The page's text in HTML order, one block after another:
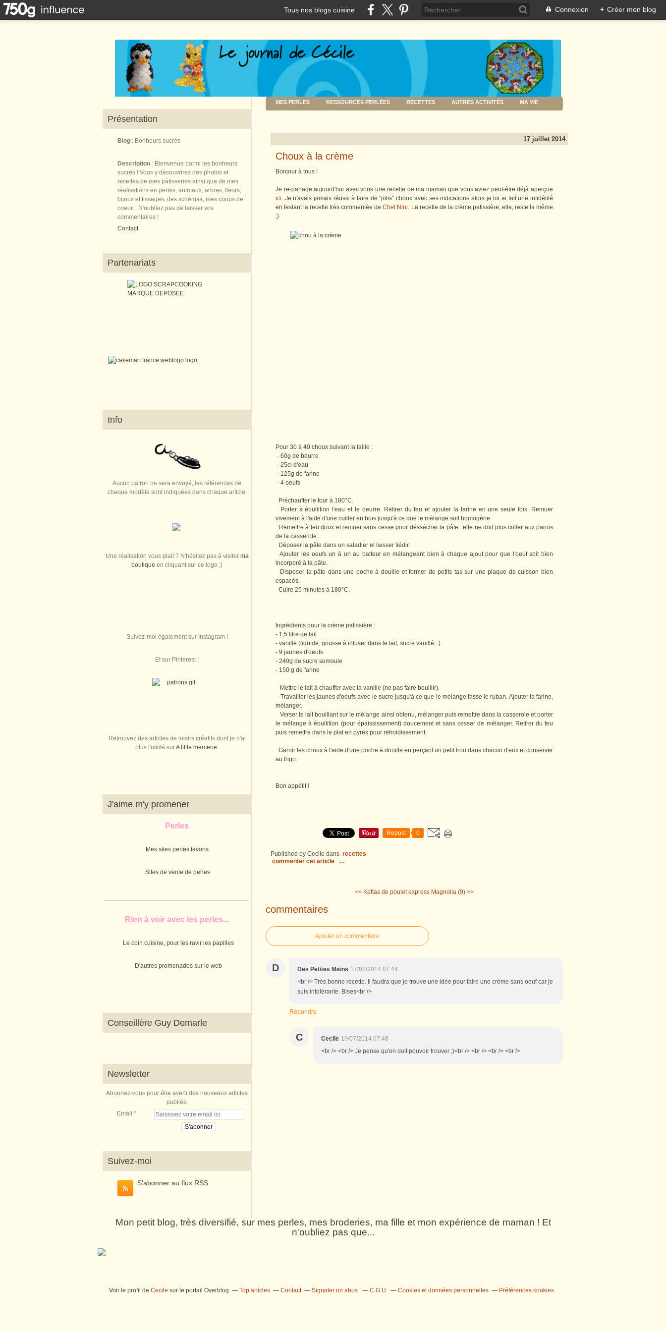
Tous nos blogs cuisine Connexion + Créer mon blog
Présentation
Blog : Bonheurs sucrés
Description : Bienvenue parmi les bonheurs
sucrés ! Vous y découvrirez des photos et
recettes de mes pâtisseries ainsi que de mes
réalisations en perles, animaux, arbres, fleurs,
bijoux et tissages, des schémas, mes coups de
coeur... N'oubliez pas de laisser vos
commentaires !
Contact
Partenariats
Info
Aucun patron ne sera envoyé, les références de
chaque modèle sont indiquées dans chaque article.
Une réalisation vous plait ? N'hésitez pas à visiter ma
boutique en cliquant sur ce logo ;)
Suivez-moi également sur Instagram !
Et sur Pinterest !
Retrouvez des articles de loisirs créatifs dont je n'ai
plus l'utilité surA little mercerie.
J'aime m'y promener
Perles
Mes sites perles favoris
Sites de vente de perles
Rien à voir avec les perles...
Le coin cuisine, pour les ravir les papilles
D'autres promenades sur le web
Conseillère Guy Demarle
Newsletter
Abonnez-vous pour être averti des nouveaux articles
publiés.
Email
Suivez-moi
S'abonner au flux RSS
MES PERLES RESSOURCES PERLÉES RECETTES AUTRES ACTIVITÉS MA VIE
17 juillet 2014
Choux à la crème
Bonjour à tous !
Je re-partage aujourd'hui avec vous une recette de ma maman que vous aviez peut-être déjà aperçue
ici. Je n'avais jamais réussi à faire de "jolis" choux avec ses indications alors je lui ai fait une infidélité
en testant la recette très commentée deChef Nini. La recette de la crème patissière, elle, reste la même
;)
Pour 30 à 40 choux suivant la taille :
- 60g de beurre
- 25cl d'eau
- 125g de farine
- 4 oeufs
Préchauffer le four à 180°C.
Porter à ébullition l'eau et le beurre. Retirer du feu et ajouter la farine en une seule fois. Remuer
vivement à l'aide d'une cuiller en bois jusqu'à ce que le mélange soit homogène.
Remettre à feu doux et remuer sans cesse pour déssécher la pâte : elle ne doit plus coller aux parois
de la casserole.
Déposer la pâte dans un saladier et laisser tiédir.
Ajouter les oeufs un à un au batteur en mélangeant bien à chaque ajout pour que l'oeuf soit bien
incorporé à la pâte.
Disposer la pâte dans une poche à douille et former de petits tas sur une plaque de cuisson bien
espacés.
Cuire 25 minutes à 180°C.
Ingrédients pour la crème patissière :
- 1,5 litre de lait
- vanille (liquide, gousse à infuser dans le lait, sucre vanillé...)
- 9 jaunes d'oeufs
- 240g de sucre semoule
- 150 g de farine
Mettre le lait à chauffer avec la vanille (ne pas faire bouillir).
Travailler les jaunes d'oeufs avec le sucre jusqu'à ce que le mélange fasse le ruban. Ajouter la farine,
mélanger.
Verser le lait bouillant sur le mélange ainsi obtenu, mélanger puis remettre dans la casserole et porter
le mélange à ébullition (pour épaississement) doucement et sans cesser de mélanger. Retirer du feu
puis remettre dans le plat en pyrex pour refroidissement.
Garnir les choux à l'aide d'une poche à douille en perçant un petit trou dans chacun d'eux et conserver
au frigo.
Bon appétit !
Repost 0
Published by Cecile dans recettes
commenter cet article
…
<< Keftas de poulet express Magnolia (9) >>
commentaires
Ajouter un commentaire
D Des Petites Mains 17/07/2014 07:44
<br /> Très bonne recette. Il faudra que je trouve une idée pour faire une crème sans oeuf car je
suis intolérante. Bises<br />
Répondre
C Cecile 19/07/2014 07:48
<br /> <br /> Je pense qu'on doit pouvoir trouver ;)<br /> <br /> <br /> <br />
Mon petit blog, très diversifié, sur mes perles, mes broderies, ma fille et mon expérience de maman ! Et
n'oubliez pas que...
Voir le profil de Cecile sur le portail Overblog Top articles Contact Signaler un abus C.G.U. Cookies et données personnelles Préférences cookies